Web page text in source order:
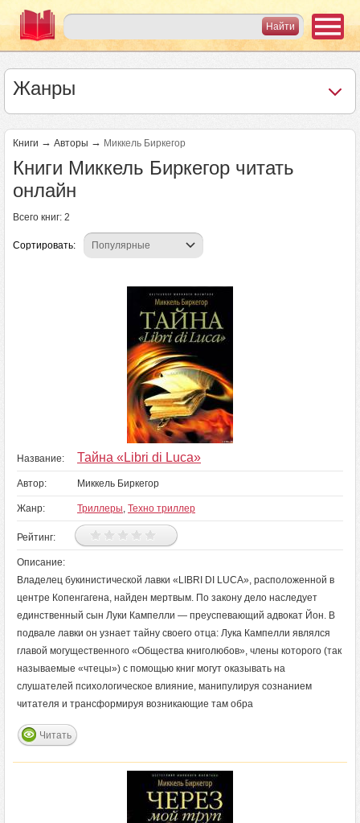
Жанры
Книги → Авторы → Миккель Биркегор
Книги Миккель Биркегор читать
онлайн
Всего книг: 2
Сортировать:
Название: Тайна «Libri di Luca»
Автор: Миккель Биркегор
Жанр: Триллеры, Техно триллер
Рейтинг:
Описание:
Владелец букинистической лавки «LIBRI DI LUCA», расположенной в
центре Копенгагена, найден мертвым. По закону дело наследует
единственный сын Луки Кампелли — преуспевающий адвокат Йон. В
подвале лавки он узнает тайну своего отца: Лука Кампелли являлся
главой могущественного «Общества книголюбов», члены которого (так
называемые «чтецы») с помощью книг могут оказывать на
слушателей психологическое влияние, манипулируя сознанием
читателя и трансформируя возникающие там обра
Читать